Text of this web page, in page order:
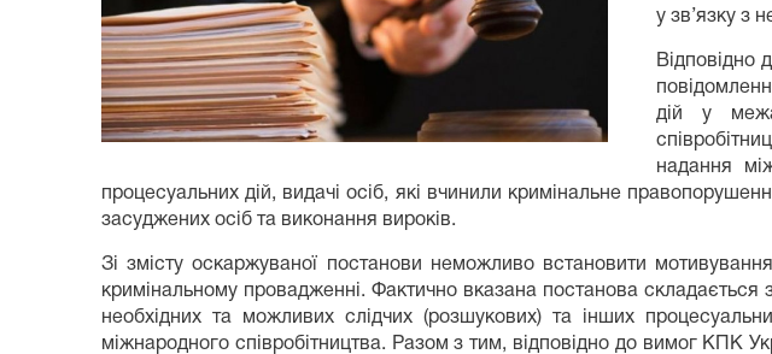
у зв’язку з
Відповідно
дій у
надання
процесуальних дій, видачі осіб, які вчинили кримінальне
засуджених осіб та виконання вироків.
Зі змісту оскаржуваної постанови неможливо встановити
кримінальному провадженні. Фактично вказана постанова
необхідних та можливих слідчих (розшукових) та інших
міжнародного співробітництва. Разом з тим, відповідно до вимог КПК